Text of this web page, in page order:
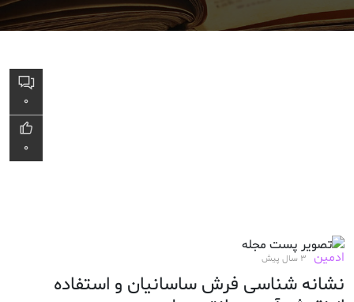
ادمین 3 سال پیش
0
0
نشانه شناسی فرش ساسانیان و استفاده